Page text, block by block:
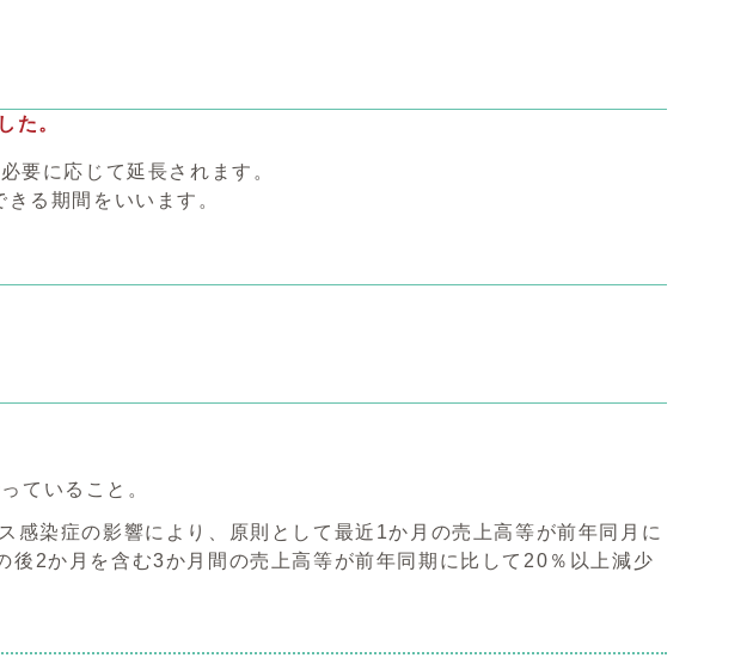
た。
要に応じて延長されます。
る期間をいいます。
ていること。
感染症の影響により、原則として最近1か月の売上高等が前年同月に
後2か月を含む3か月間の売上高等が前年同期に比して20％以上減少